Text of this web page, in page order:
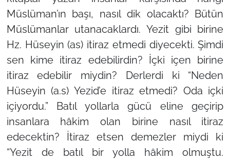
Müslüman’ın başı, nasıl dik olacaktı? Bütün
Müslümanlar utanacaklardı. Yezit gibi birine
Hz. Hüseyin (as) itiraz etmedi diyecekti. Şimdi
sen kime itiraz edebilirdin? İçki içen birine
itiraz edebilir miydin? Derlerdi ki “Neden
Hüseyin (a.s) Yezid’e itiraz etmedi? Oda içki
içiyordu.” Batıl yollarla gücü eline geçirip
insanlara hâkim olan birine nasıl itiraz
edecektin? İtiraz etsen demezler miydi ki
“Yezit de batıl bir yolla hâkim olmuştu.